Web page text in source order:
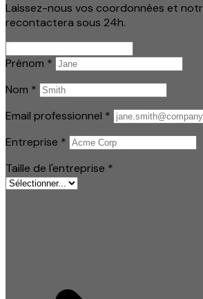
Laissez-nous vos coordonnées et
recontactera sous 24h.
Prénom *
Nom *
Email professionnel *
Entreprise *
Taille de l'entreprise *